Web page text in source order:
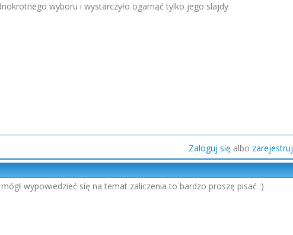
wyboru i wystarczyło ogarnąć tylko jego slajdy
Zaloguj się albo zarejestruj
wypowiedzieć się na temat zaliczenia to bardzo proszę pisać :)